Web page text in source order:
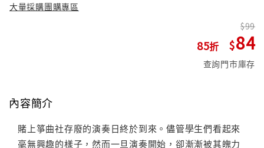
大量採購團購專區
85
99
84
查詢門市庫存
內容簡介
賭上箏曲社存廢的演奏日終於到來。儘管學生們看起來
毫無興趣的樣子，然而一旦演奏開始，卻漸漸被其魄力